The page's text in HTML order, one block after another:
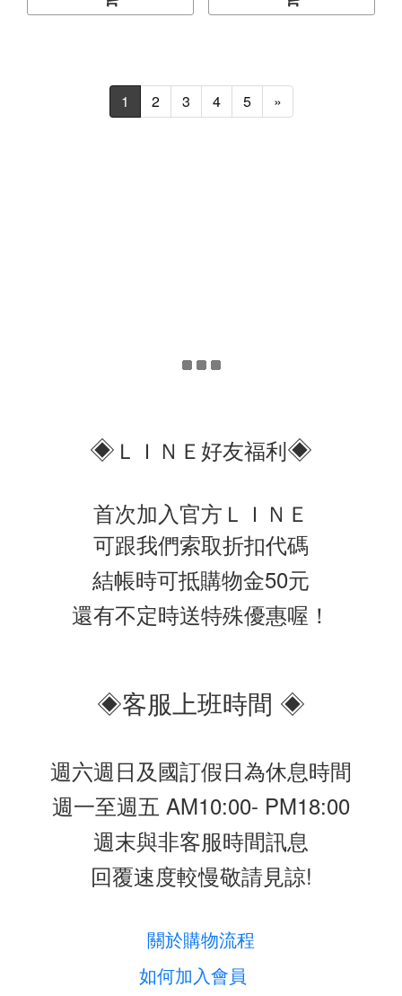
1 2 3 4 5 »
◈ ＬＩＮＥ好友福利◈
首次加入官方ＬＩＮＥ
可跟我們索取折扣代碼
結帳時可抵購物金50元
還有不定時送特殊優惠喔！
◈客服上班時間 ◈
週六週日及國訂假日為休息時間
週一至週五 AM10:00- PM18:00
週末與非客服時間訊息
回覆速度較慢敬請見諒!
關於購物流程
如何加入會員